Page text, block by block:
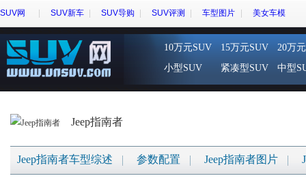
SUV网 SUV新车 SUV导购 SUV评测 车型图片 美女车模
10万元SUV 15万元SUV
20万
小型SUV
紧凑型SUV 中型
Jeep指南者
Jeep指南者车型综述 参数配置 Jeep指南者图片